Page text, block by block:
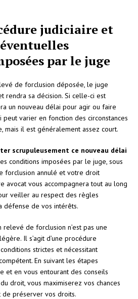
judiciaire et
par le juge
de forclusion déposée, le juge
rendra sa décision. Si celle-ci est
un nouveau délai pour agir ou faire
varier en fonction des circonstances
mais il est généralement assez court.
scrupuleusement ce nouveau délai
conditions imposées par le juge, sous
forclusion annulé et votre droit
avocat vous accompagnera tout au long
veiller au respect des règles
défense de vos intérêts.
de forclusion n’est pas une
Il s’agit d’une procédure
strictes et nécessitant
En suivant les étapes
et en vous entourant des conseils
droit, vous maximiserez vos chances
de préserver vos droits.